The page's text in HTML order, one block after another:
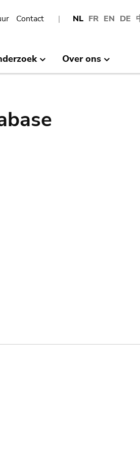
NL FR EN DE
Contact
Over ons